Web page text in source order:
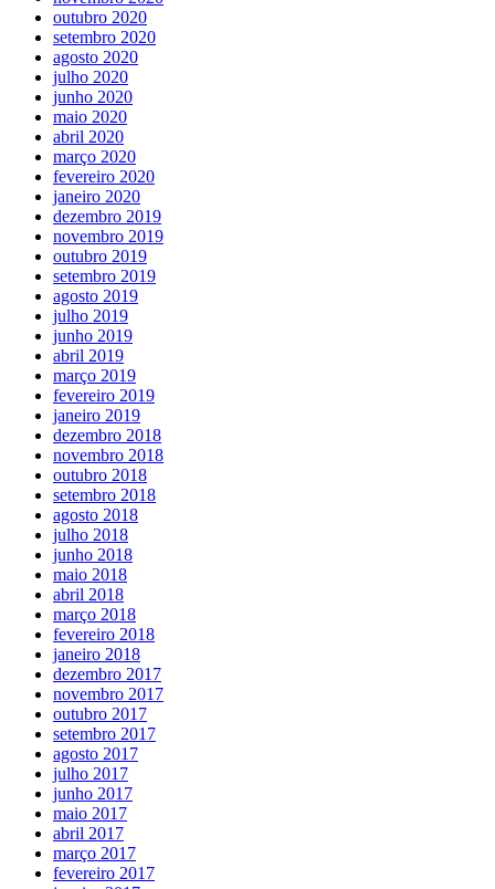
outubro 2020
setembro 2020
agosto 2020
julho 2020
junho 2020
maio 2020
abril 2020
março 2020
fevereiro 2020
janeiro 2020
dezembro 2019
novembro 2019
outubro 2019
setembro 2019
agosto 2019
julho 2019
junho 2019
abril 2019
março 2019
fevereiro 2019
janeiro 2019
dezembro 2018
novembro 2018
outubro 2018
setembro 2018
agosto 2018
julho 2018
junho 2018
maio 2018
abril 2018
março 2018
fevereiro 2018
janeiro 2018
dezembro 2017
novembro 2017
outubro 2017
setembro 2017
agosto 2017
julho 2017
junho 2017
maio 2017
abril 2017
março 2017
fevereiro 2017